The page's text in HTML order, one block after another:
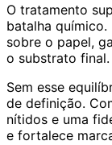
O tratamento
batalha
sobre o papel,
o substrato final.
Sem esse
de definição.
nítidos e uma
e fortalece